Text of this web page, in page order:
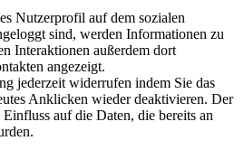
Nutzerprofil auf dem sozialen
sind, werden Informationen zu
Interaktionen außerdem dort
angezeigt.
jederzeit widerrufen indem Sie das
Anklicken wieder deaktivieren. Der
auf die Daten, die bereits an